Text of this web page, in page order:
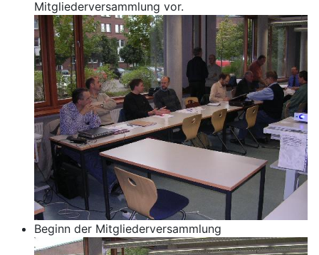
Mitgliederversammlung vor.
Beginn der Mitgliederversammlung